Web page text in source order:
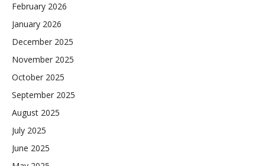
February 2026
January 2026
December 2025
November 2025
October 2025
September 2025
August 2025
July 2025
June 2025